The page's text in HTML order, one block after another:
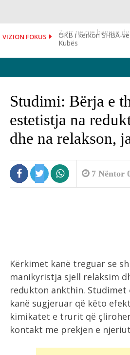
VIZION FOKUS
OKB i kërkon SHBA-
Kubës
Studimi: Bërja e
estetistja na
dhe na relakson,
7 Nëntor
Kërkimet kanë treguar se
manikyristja sjell relaksim
redukton ankthin. Studimet
kanë sugjeruar që këto
kimikatet e trurit që
kontakt me prekjen e